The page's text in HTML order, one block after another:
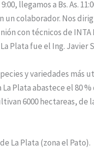
llegamos a Bs. As.
un colaborador. Nos
con técnicos de INTA
Plata fue el Ing. Javier
y variedades más
Plata abastece el 80
6000 hectareas, de
La Plata (zona el Pato).